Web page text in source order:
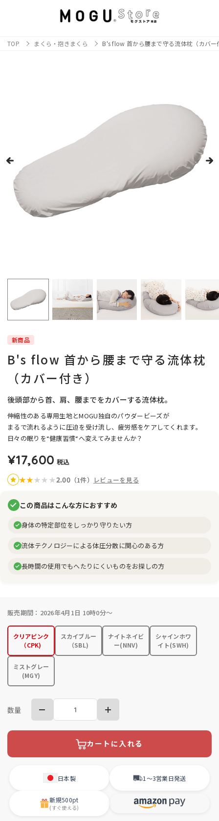
TOP まくら・抱きまくら B's flow 首から腰まで守る流体枕（カバー
新商品
B's flow 首から腰まで守る流体枕
（カバー付き）
後頭部から首、肩、腰までをカバーする流体枕。
伸縮性のある専用生地とMOGU独自のパウダービーズが
まるで流れるように圧迫を受け流し、疲労感をケアしてくれます。
日々の眠りを“健康習慣“へ変えてみませんか？
¥17,600 税込
★★★★ ★2.00（1件） レビューを見る
この商品はこんな方におすすめ
身体の特定部位をしっかり守りたい方
流体テクノロジーによる体圧分散に関心のある方
長時間の使用でもへたりにくいものをお探しの方
販売期間：2026年4月1日 10時0分～
クリアピンク
（CPK)
スカイブルー
（SBL)
ナイトネイビ
ー(NNV)
シャインホワ
イト(SWH)
ミストグレー
(MGY)
数量
カートに入れる
日本製 1〜3営業日発送
新規500pt
(すぐ使える)